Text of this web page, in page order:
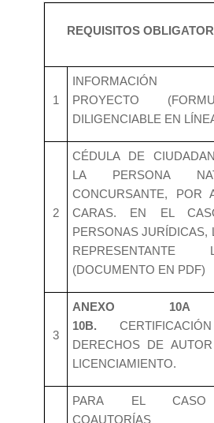
REQUISITOS
1
INFORMACIÓN
PROYECTO
DILIGENCIABLE EN
2
CÉDULA DE
LA PERSONA
CONCURSANTE, POR
CARAS. EN EL
PERSONAS JURÍDICAS,
REPRESENTANTE
(DOCUMENTO EN PDF)
3
ANEXO
10B.
DERECHOS DE
LICENCIAMIENTO.
PARA EL